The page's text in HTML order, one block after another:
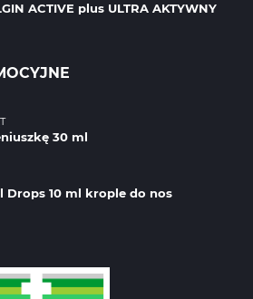
ACTIVE plus ULTRA AKTYWNY
30 ml
Drops 10 ml krople do nos